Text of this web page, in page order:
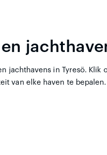
jachthavens in Tyresö.
van elke haven te